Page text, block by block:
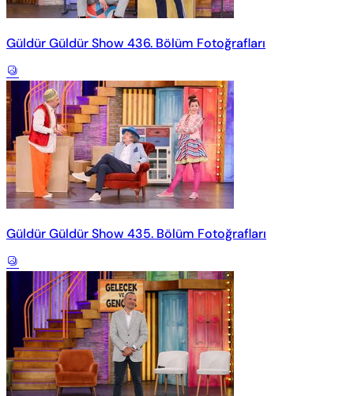
Güldür Güldür Show 436. Bölüm Fotoğrafları
Güldür Güldür Show 435. Bölüm Fotoğrafları